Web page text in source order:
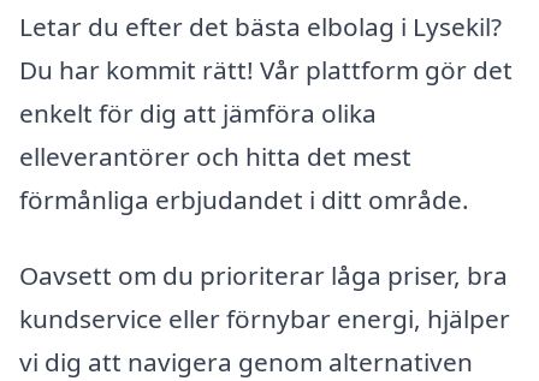
Letar du efter det bästa elbolag i Lysekil?
Du har kommit rätt! Vår plattform gör det
enkelt för dig att jämföra olika
elleverantörer och hitta det mest
förmånliga erbjudandet i ditt område.
Oavsett om du prioriterar låga priser, bra
kundservice eller förnybar energi, hjälper
vi dig att navigera genom alternativen